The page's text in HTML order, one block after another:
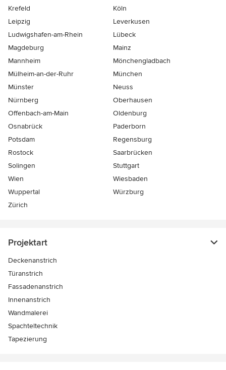
Krefeld
Köln
Leipzig
Leverkusen
Ludwigshafen-am-Rhein
Lübeck
Magdeburg
Mainz
Mannheim
Mönchen­gladbach
Mülheim-an-der-Ruhr
München
Münster
Neuss
Nürnberg
Oberhausen
Offenbach-am-Main
Oldenburg
Osnabrück
Paderborn
Potsdam
Regensburg
Rostock
Saarbrücken
Solingen
Stuttgart
Wien
Wiesbaden
Wuppertal
Würzburg
Zürich
Projektart
Deckenanstrich
Türanstrich
Fassadenanstrich
Innenanstrich
Wandmalerei
Spachteltechnik
Tapezierung